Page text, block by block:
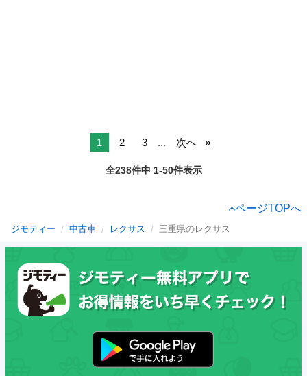
1 2 3 ... 次へ
全238件中 1-50件表示
ページTOPへ
ジモティー 中古車 レクサス 三重県のレクサス